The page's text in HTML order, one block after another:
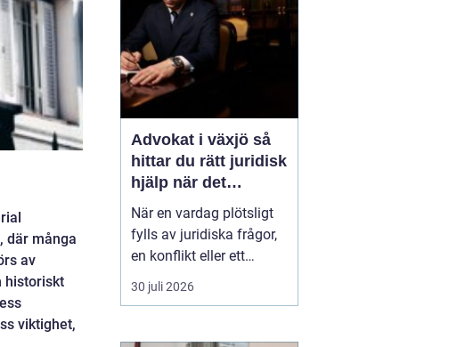
där många
av
historiskt
viktighet,
Advokat i växjö så
hittar du rätt juridisk
hjälp när det
verkligen gäller
När en vardag plötsligt
fylls av juridiska frågor,
en konflikt eller ett
myndighetsbeslut som
känns övermäktigt,
som både kan lagen och
30 juli 2026